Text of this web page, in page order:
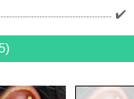
✔️